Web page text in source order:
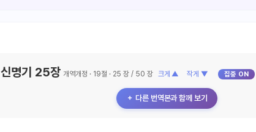
신명기 25장개역개정 · 19절 · 25 장 / 50 장 크게 ▲ 작게 ▼ 집중 ON
＋ 다른 번역본과 함께 보기